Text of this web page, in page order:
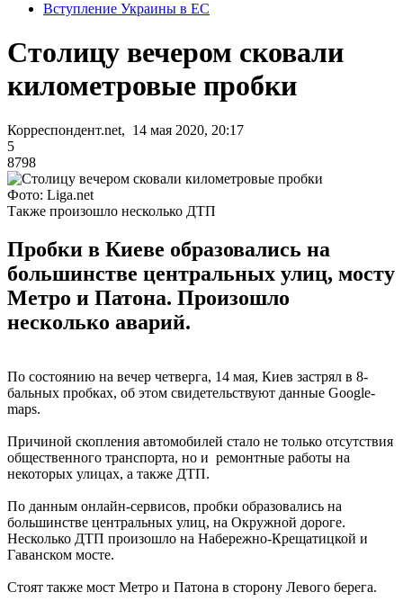
Вступление Украины в ЕС
Столицу вечером сковали
километровые пробки
Корреспондент.net, 14 мая 2020, 20:17
5
8798
Фото: Liga.net
Также произошло несколько ДТП
Пробки в Киеве образовались на
большинстве центральных улиц, мосту
Метро и Патона. Произошло
несколько аварий.
По состоянию на вечер четверга, 14 мая, Киев застрял в 8-
бальных пробках, об этом свидетельствуют данные Google-
maps.
Причиной скопления автомобилей стало не только отсутствия
общественного транспорта, но и ремонтные работы на
некоторых улицах, а также ДТП.
По данным онлайн-сервисов, пробки образовались на
большинстве центральных улиц, на Окружной дороге.
Несколько ДТП произошло на Набережно-Крещатицкой и
Гаванском мосте.
Стоят также мост Метро и Патона в сторону Левого берега.